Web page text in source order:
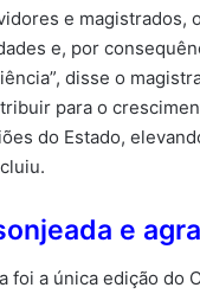
e magistrados,
e, por
disse o
para o
do Estado,
e
foi a única edição do